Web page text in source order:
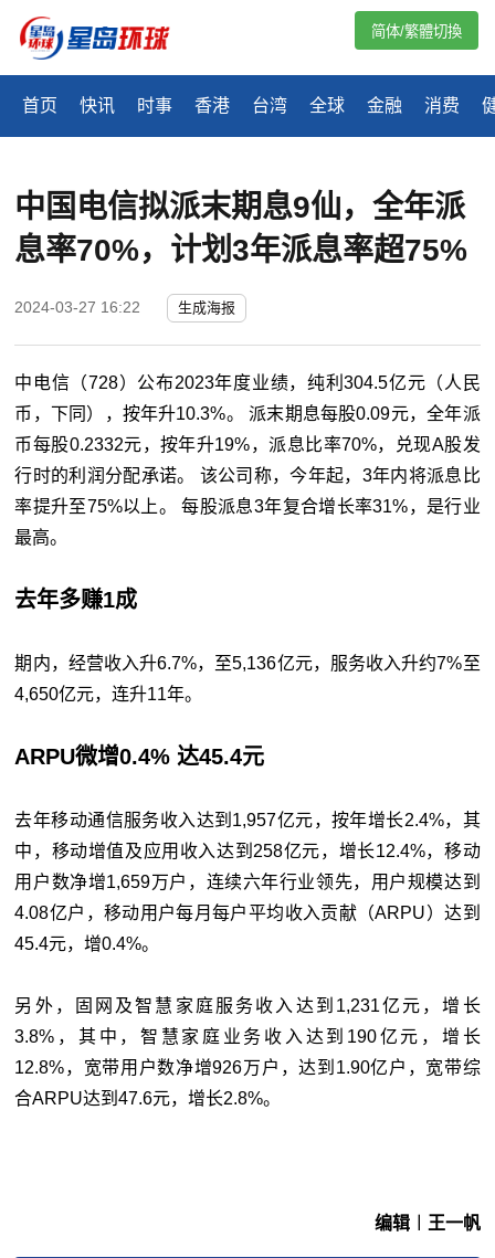
首页 快讯 时事 香港 台湾 全球 金融 消费
简体/繁體切換
中国电信拟派末期息9仙，全年派
息率70%，计划3年派息率超75%
2024-03-27 16:22 生成海报
中电信（728）公布2023年度业绩，纯利304.5亿元（人民
币，下同），按年升10.3%。 派末期息每股0.09元，全年派
币每股0.2332元，按年升19%，派息比率70%，兑现A股发
行时的利润分配承诺。 该公司称，今年起，3年内将派息比
率提升至75%以上。 每股派息3年复合增长率31%，是行业
最高。
去年多赚1成
期内，经营收入升6.7%，至5,136亿元，服务收入升约7%至
4,650亿元，连升11年。
ARPU微增0.4% 达45.4元
去年移动通信服务收入达到1,957亿元，按年增长2.4%，其
中，移动增值及应用收入达到258亿元，增长12.4%，移动
用户数净增1,659万户，连续六年行业领先，用户规模达到
4.08亿户，移动用户每月每户平均收入贡献（ARPU）达到
45.4元，增0.4%。
另外，固网及智慧家庭服务收入达到1,231亿元，增长
3.8%，其中，智慧家庭业务收入达到190亿元，增长
12.8%，宽带用户数净增926万户，达到1.90亿户，宽带综
合ARPU达到47.6元，增长2.8%。
编辑︱王一帆